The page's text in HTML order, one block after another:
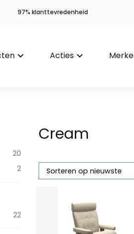
97% klanttevredenheid
keyboard_arrow_down Acties keyboard_arrow_down
20
2
22
Cream